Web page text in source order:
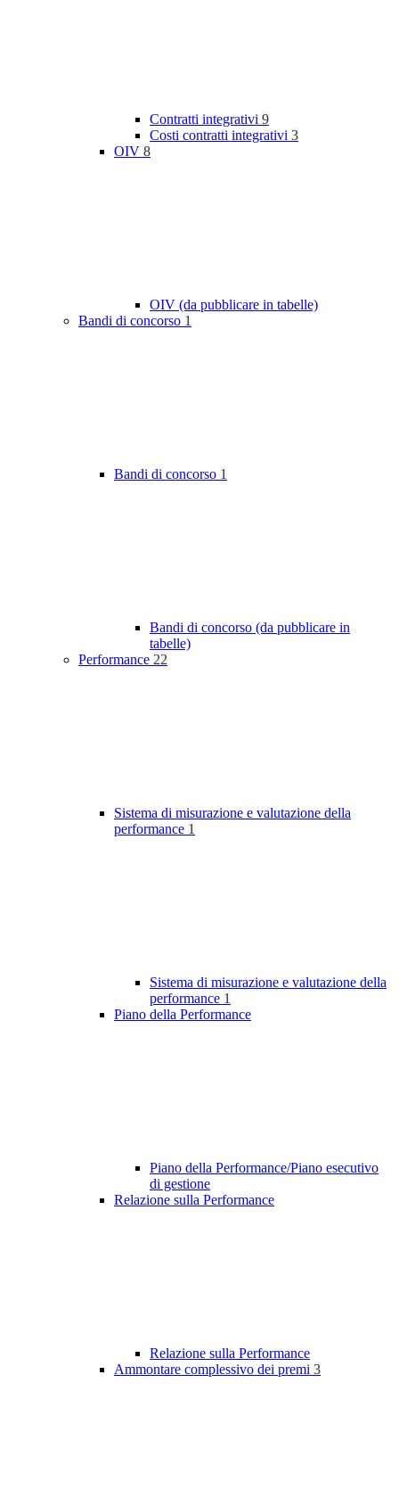
Contratti integrativi 9
Costi contratti integrativi 3
OIV 8
OIV (da pubblicare in tabelle)
Bandi di concorso 1
Bandi di concorso 1
Bandi di concorso (da pubblicare in
tabelle)
Performance 22
Sistema di misurazione e valutazione della
performance 1
Sistema di misurazione e valutazione della
performance 1
Piano della Performance
Piano della Performance/Piano esecutivo
di gestione
Relazione sulla Performance
Relazione sulla Performance
Ammontare complessivo dei premi 3